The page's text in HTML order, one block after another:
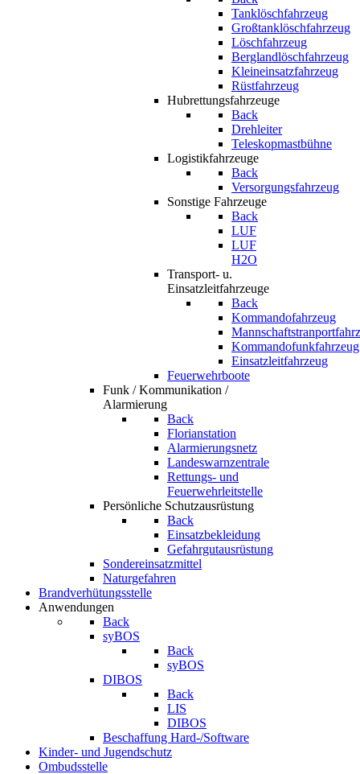
Tanklöschfahrzeug
Großtanklöschfahrzeug
Löschfahrzeug
Berglandlöschfahrzeug
Kleineinsatzfahrzeug
Rüstfahrzeug
Hubrettungsfahrzeuge
Back
Drehleiter
Teleskopmastbühne
Logistikfahrzeuge
Back
Versorgungsfahrzeug
Sonstige Fahrzeuge
Back
LUF
LUF
H2O
Transport- u.
Einsatzleitfahrzeuge
Back
Kommandofahrzeug
Kommandofunkfahrzeug
Einsatzleitfahrzeug
Feuerwehrboote
Funk / Kommunikation /
Alarmierung
Back
Florianstation
Alarmierungsnetz
Landeswarnzentrale
Rettungs- und
Feuerwehrleitstelle
Persönliche Schutzausrüstung
Back
Einsatzbekleidung
Gefahrgutausrüstung
Sondereinsatzmittel
Naturgefahren
Brandverhütungsstelle
Anwendungen
Back
syBOS
Back
syBOS
DIBOS
Back
LIS
DIBOS
Beschaffung Hard-/Software
Kinder- und Jugendschutz
Ombudsstelle